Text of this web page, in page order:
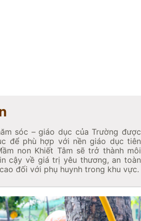
sóc – giáo dục của Trường được
để phù hợp với nền giáo dục tiên
non Khiết Tâm sẽ trở thành môi
cậy về giá trị yêu thương, an toàn
đối với phụ huynh trong khu vực.